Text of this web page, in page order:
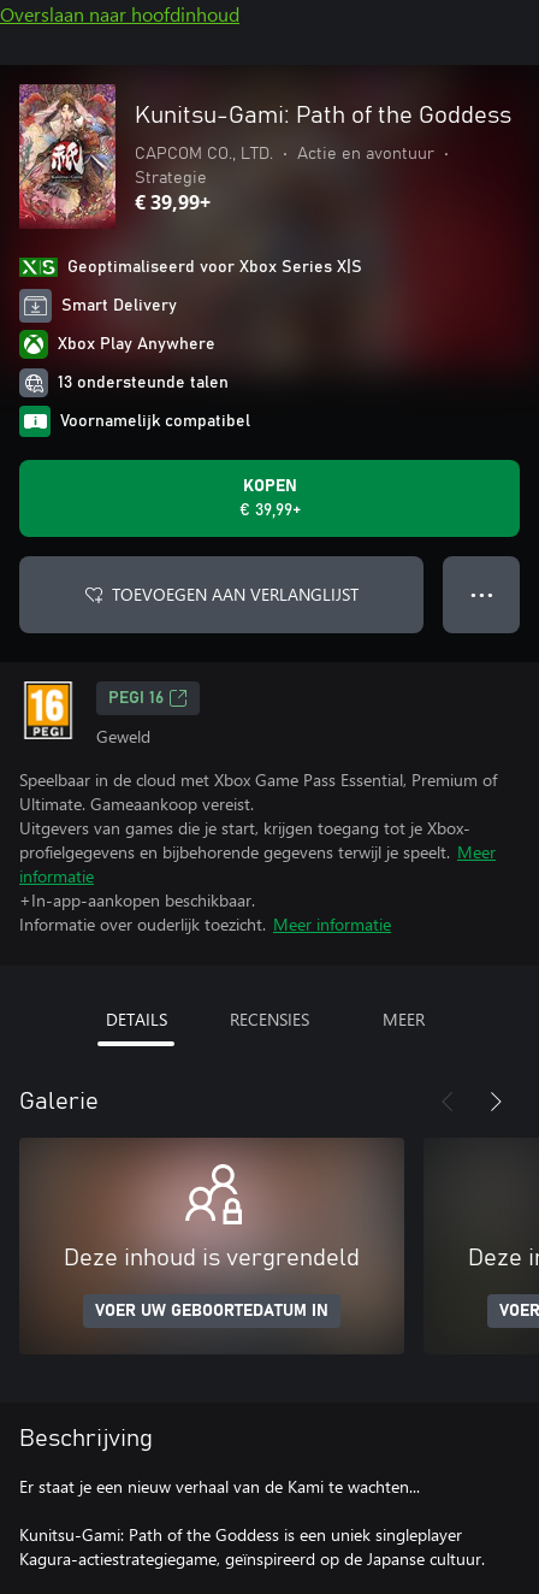
Overslaan naar hoofdinhoud
Kunitsu-Gami: Path of the Goddess
CAPCOM CO., LTD. • Actie en avontuur
•
Strategie
€ 39,99+
Geoptimaliseerd voor Xbox Series X|S
Smart Delivery
Xbox Play Anywhere
13 ondersteunde talen
Voornamelijk compatibel
KOPEN
€ 39,99+
TOEVOEGEN AAN VERLANGLIJST ● ● ●
PEGI 16
Geweld
Speelbaar in de cloud met Xbox Game Pass Essential, Premium of
Ultimate. Gameaankoop vereist.
Uitgevers van games die je start, krijgen toegang tot je Xbox-
profielgegevens en bijbehorende gegevens terwijl je speelt. Meer
informatie
+In-app-aankopen beschikbaar.
Informatie over ouderlijk toezicht. Meer informatie
DETAILS RECENSIES MEER
Galerie
Deze inhoud is vergrendeld
VOER UW GEBOORTEDATUM IN
Deze
Beschrijving
Er staat je een nieuw verhaal van de Kami te wachten...
Kunitsu-Gami: Path of the Goddess is een uniek singleplayer
Kagura-actiestrategiegame, geïnspireerd op de Japanse cultuur.